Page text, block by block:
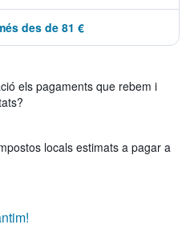
des de 81 €
els pagaments que rebem i
locals estimats a pagar a